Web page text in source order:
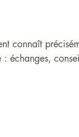
des traces du
connaît
échanges,